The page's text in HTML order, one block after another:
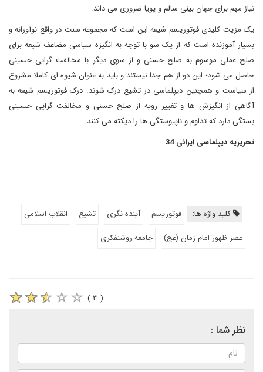
نیاز مهم برای جهان بینی سالم و پویا ضروری می داند.
یک مزیت کلیدی فوتوریسم شیعه این است که مجموعه سنت در واقع نوآورانه و
بسیار آموزنده است که از یک سو با توجه به انگیزه سیاسی مضاعف شیعه برای
صلح عملی موسوم به صلح حسنی و از سوی دیگر با مخالفت گرایی حسینی
حاصل می شود؛ این دو از هم جدا نیستند و باید به عنوان شیوه ای کاملا مشروع
از سیاست و همچنین دیپلماسی در تشیع درک شوند. درک فوتوریسم شیعه به
آگاهی از انگیزش ها و تغییر رویه از صلح حسنی و مخالفت گرایی حسینی
بستگی دارد که تداوم و ناپیوستگی ها را دیکته می کنند.
تحریریه دیپلماسی ایرانی 34
کلید واژه ها: فوتوریسم آینده نگری تشیع
انقلاب اسلامی
عصر ظهور امام زمان (عج)
جامعه روشنفکری
( ۳ )
نظر شما :